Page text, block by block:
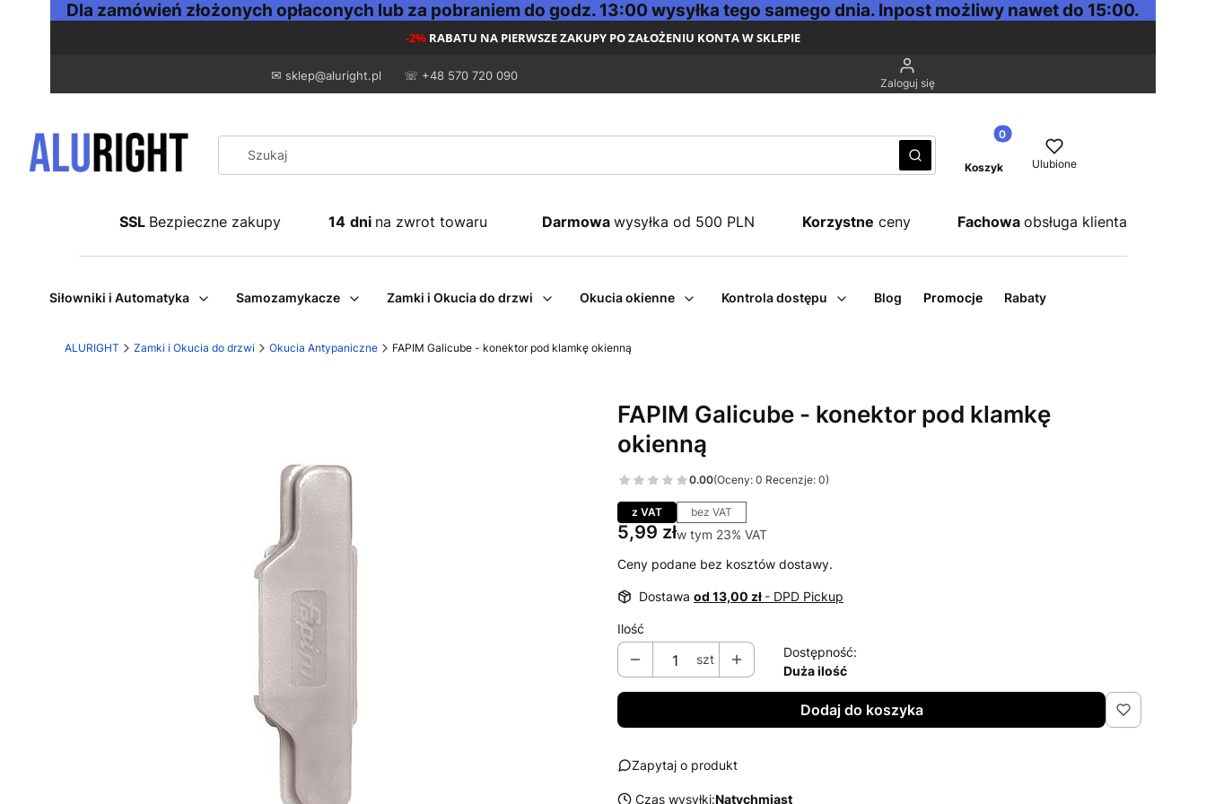
Dla zamówień złożonych opłaconych lub za pobraniem do godz. 13:00 wysyłka tego samego dnia. Inpost możliwy nawet do 15:00.
-2% RABATU NA PIERWSZE ZAKUPY PO ZAŁOŻENIU KONTA W SKLEPIE
✉ sklep@aluright.pl ☏ +48 570 720 090 Zaloguj się
WyczyśćSzukaj
Produkty w koszyku: 0. Zobacz
Koszyk Ulubione
SSL Bezpieczne zakupy 14 dni na zwrot towaru Darmowa wysyłka od 500 PLN Korzystne ceny Fachowa obsługa klienta
Siłowniki i Automatyka Samozamykacze Zamki i Okucia do drzwi Okucia okienne Kontrola dostępu Blog Promocje Rabaty
ALURIGHT Zamki i Okucia do drzwi Okucia Antypaniczne FAPIM Galicube - konektor pod klamkę okienną
FAPIM Galicube - konektor pod klamkę
okienną
0.00(Oceny: 0 Recenzje: 0)
Przejdź do sekcji Opinie
z VAT bez VAT
Cena
5,99 złw tym 23% VAT
w tym 23% VAT
Ceny podane bez kosztów dostawy.
Dostawa od 13,00 zł - DPD Pickup
Ilość
szt
Dostępność:
Duża ilość
Dodaj do koszyka
Zapytaj o produkt
Czas wysyłki:Natychmiast